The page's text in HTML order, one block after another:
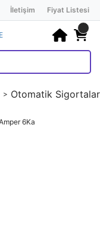
İletişim Fiyat Listesi
Otomatik Sigortalar